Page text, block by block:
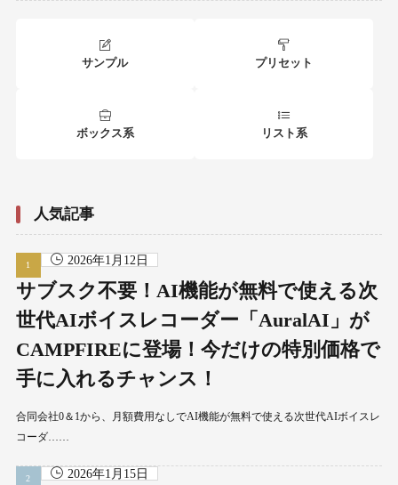
サンプル プリセット
ボックス系 リスト系
人気記事
2026年1月12日
サブスク不要！AI機能が無料で使える次
世代AIボイスレコーダー「AuralAI」が
CAMPFIREに登場！今だけの特別価格で
手に入れるチャンス！
合同会社0＆1から、月額費用なしでAI機能が無料で使える次世代AIボイスレ
コーダ……
2026年1月15日